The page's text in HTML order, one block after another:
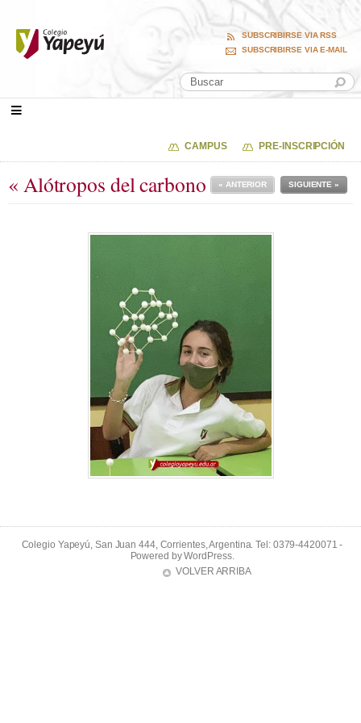
SUBSCRIBIRSE VIA RSS
SUBSCRIBIRSE VIA E-MAIL
CAMPUS PRE-INSCRIPCIÓN
« Alótropos del carbono SIGUIENTE »
« ANTERIOR
Colegio Yapeyú, San Juan 444, Corrientes, Argentina. Tel: 0379-4420071 -
Powered byWordPress.
VOLVER ARRIBA